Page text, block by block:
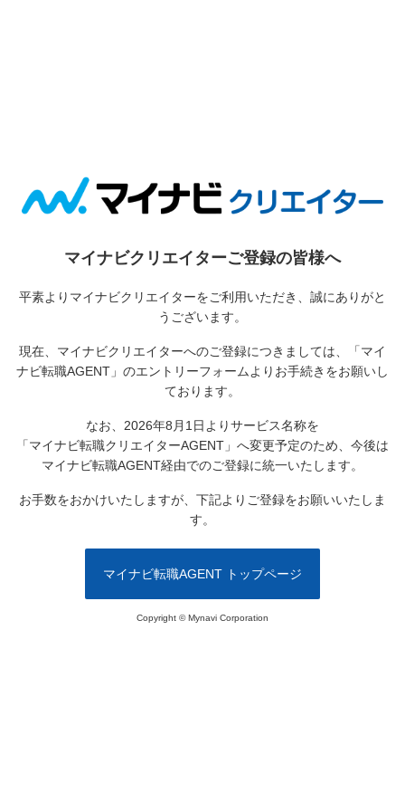
マイナビクリエイターご登録の皆様へ
平素よりマイナビクリエイターをご利用いただき、誠にありがと
うございます。
現在、マイナビクリエイターへのご登録につきましては、
「マイ
ナビ転職AGENT」のエントリーフォームよりお手続きをお願いし
ております。
なお、2026年8月1日よりサービス名称を
「マイナビ転職クリエイターAGENT」へ変更予定のため、 今後は
マイナビ転職AGENT経由でのご登録に統一いたします。
お手数をおかけいたしますが、下記よりご登録をお願いいたしま
す。
マイナビ転職AGENT トップページ
Copyright © Mynavi Corporation